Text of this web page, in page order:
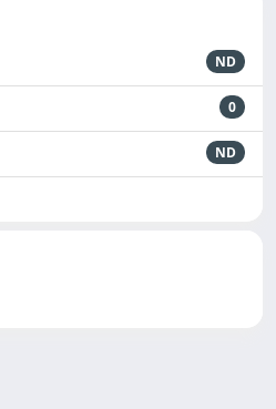
ND
0
ND